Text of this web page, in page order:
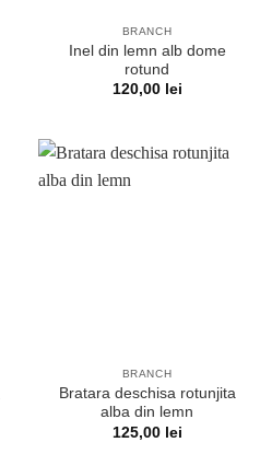
BRANCH
Inel din lemn alb dome
rotund
120,00 lei
BRANCH
Bratara deschisa rotunjita
alba din lemn
125,00 lei